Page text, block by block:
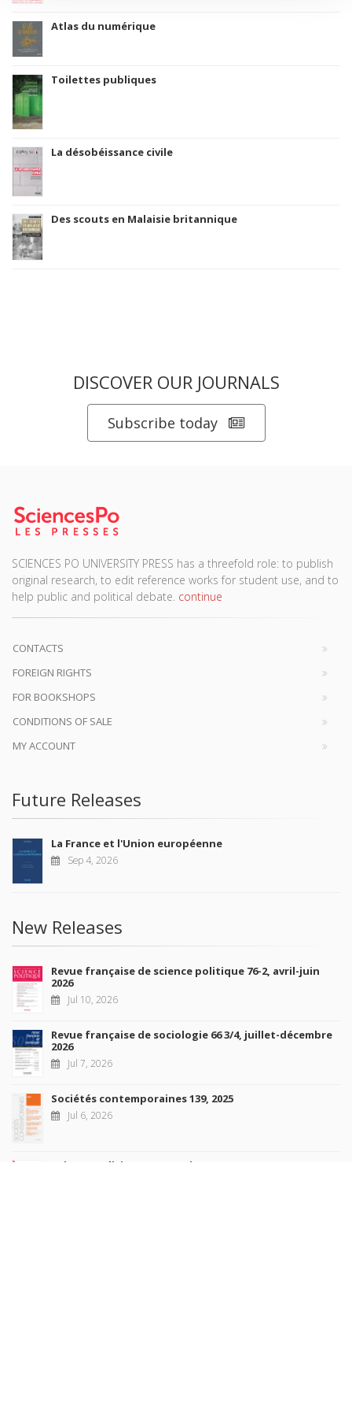
Atlas du numérique
Toilettes publiques
La désobéissance civile
Des scouts en Malaisie britannique
DISCOVER OUR JOURNALS
Subscribe today
SCIENCES PO UNIVERSITY PRESS has a threefold role: to publish
original research, to edit reference works for student use, and to
help public and political debate. continue
CONTACTS
FOREIGN RIGHTS
FOR BOOKSHOPS
CONDITIONS OF SALE
MY ACCOUNT
Future Releases
La France et l'Union européenne
Sep 4, 2026
New Releases
Revue française de science politique 76-2, avril-juin
2026
Jul 10, 2026
Revue française de sociologie 66 3/4, juillet-décembre
2026
Jul 7, 2026
Sociétés contemporaines 139, 2025
Jul 6, 2026
Raisons politiques 102, mai 2026